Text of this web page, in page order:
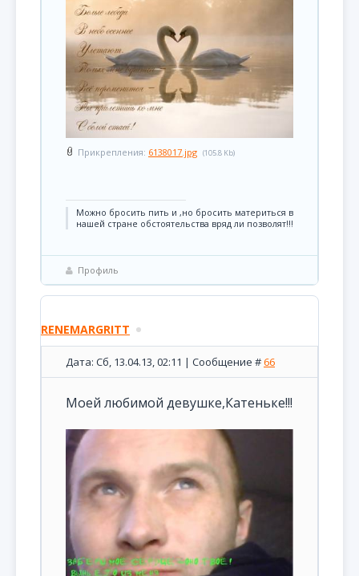
Прикрепления: 6138017.jpg (105.8 Kb)
Можно бросить пить и ,но бросить материться в
нашей стране обстоятельства вряд ли позволят!!!
Профиль
RENEMARGRITT
Дата: Сб, 13.04.13, 02:11 | Сообщение #66
Моей любимой девушке,Катеньке!!!